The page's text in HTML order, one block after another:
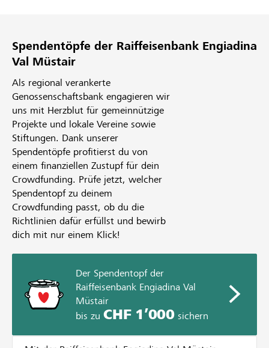
Spendentöpfe der Raiffeisenbank Engiadina
Val Müstair
Als regional verankerte
Genossenschaftsbank engagieren wir
uns mit Herzblut für gemeinnützige
Projekte und lokale Vereine sowie
Stiftungen. Dank unserer
Spendentöpfe profitierst du von
einem finanziellen Zustupf für dein
Crowdfunding. Prüfe jetzt, welcher
Spendentopf zu deinem
Crowdfunding passt, ob du die
Richtlinien dafür erfüllst und bewirb
dich mit nur einem Klick!
Der Spendentopf der
Raiffeisenbank Engiadina Val
Müstair
bis zu CHF 1’000sichern